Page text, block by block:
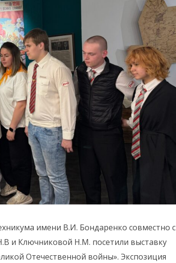
имени В.И. Бондаренко совместно с
и Ключниковой Н.М. посетили выставку
Отечественной войны». Экспозиция